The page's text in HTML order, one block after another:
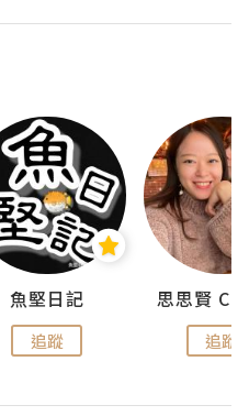
魚堅日記
追蹤 追蹤